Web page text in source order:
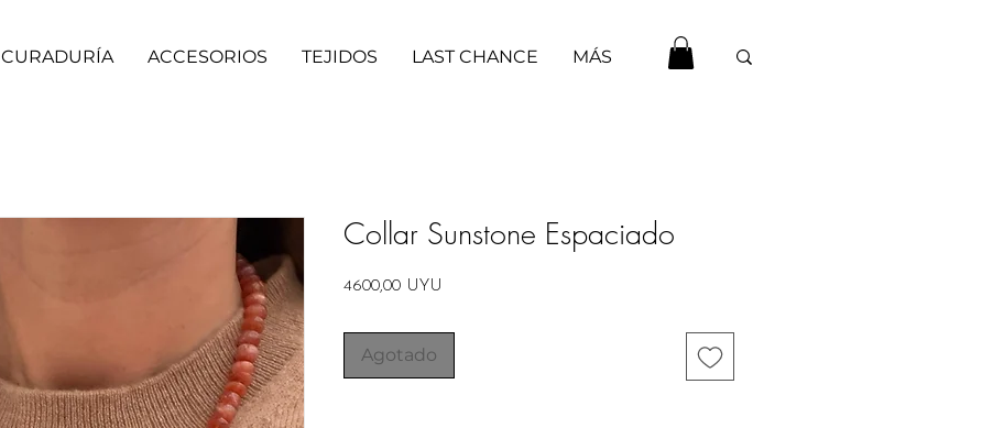
CURADURÍA ACCESORIOS TEJIDOS LAST CHANCE MÁS
Collar Sunstone Espaciado
4600,00 UYU
Agotado